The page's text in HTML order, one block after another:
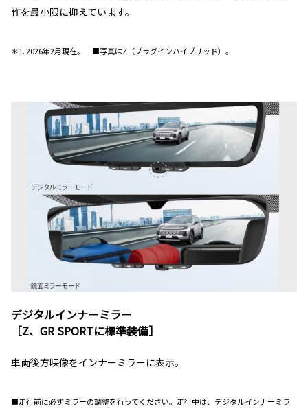
作を最小限に抑えています。
＊1. 2026年2月現在。 ■写真はZ（プラグインハイブリッド）。
デジタルインナーミラー
［Z、GR SPORTに標準装備］
車両後方映像をインナーミラーに表示。
■走行前に必ずミラーの調整を行ってください。走行中は、デジタルインナーミラ